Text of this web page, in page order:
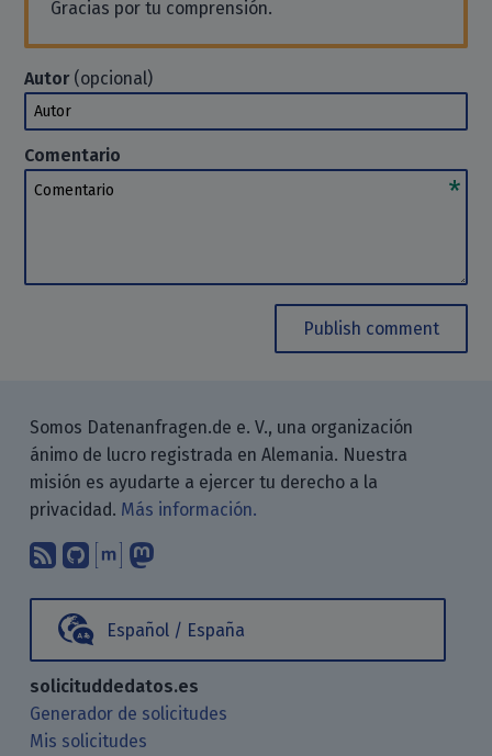
Gracias por tu comprensión.
Autor(opcional)
Autor
Comentario
Comentario
Publish comment
Somos Datenanfragen.de e. V., una organización
ánimo de lucro registrada en Alemania. Nuestra
misión es ayudarte a ejercer tu derecho a la
privacidad. Más información.
Suscríbete a nuestro blog a través
Encuéntranos en GitHub
Encuéntranos en Matrix
Español / España
solicituddedatos.es
Generador de solicitudes
Mis solicitudes